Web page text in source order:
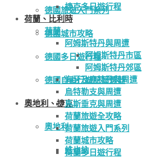
德國旅遊入門系列
德國城市攻略
德國多日遊行程
德國自由行遊記篩選器
奧地利、捷克
奧地利
維也納
捷克多日遊行程
荷蘭、比利時
荷蘭
阿姆斯特丹與周遭
阿姆斯特丹市區
阿姆斯特丹郊區
海牙及鹿特丹與周遭
烏特勒支與周遭
馬斯垂克與周遭
荷蘭旅遊全攻略
荷蘭旅遊入門系列
荷蘭城市攻略
荷蘭多日遊行程